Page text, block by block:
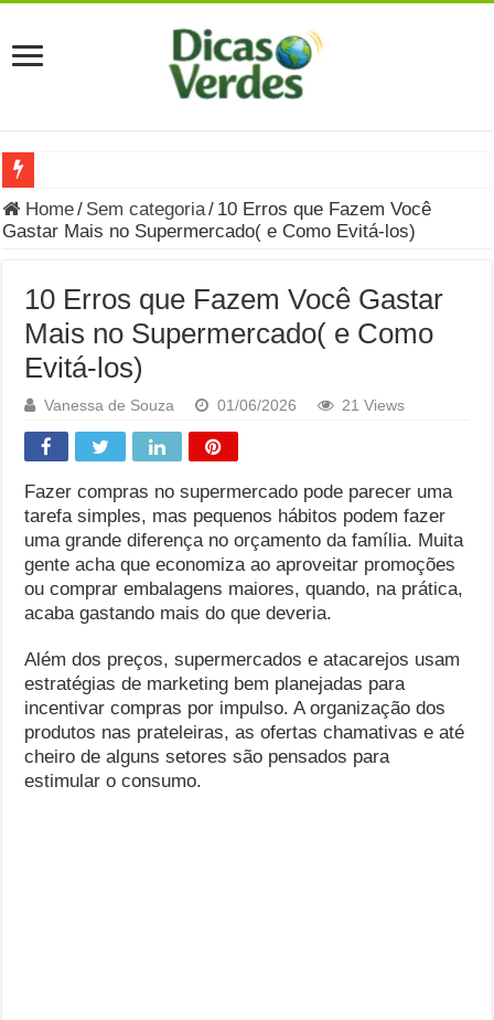
Grávida Pode Comer Pastrami? Saiba Quando o Consumo é
8 Bebidas saudáveis e ricas em eletrólitos: quais são e
Você sabe o que é uma Economia Circular?
Carta Psicografada de Isabella Nardoni : O que Diz a
Grávida pode comer picles e alimentos em conserva durante
Grávida pode comer Ceviche? Entenda os riscos na gravidez
Carta Psicografada João Hélio: Revelação, Paz e a Lei do
Carta Psicografada de Eduardo Campos
Home/ Sem categoria/ 10 Erros que Fazem Você
Gastar Mais no Supermercado( e Como Evitá-los)
10 Erros que Fazem Você Gastar
Mais no Supermercado( e Como
Evitá-los)
Vanessa de Souza 01/06/2026 21 Views
Fazer compras no supermercado pode parecer uma
tarefa simples, mas pequenos hábitos podem fazer
uma grande diferença no orçamento da família. Muita
gente acha que economiza ao aproveitar promoções
ou comprar embalagens maiores, quando, na prática,
acaba gastando mais do que deveria.
Além dos preços, supermercados e atacarejos usam
estratégias de marketing bem planejadas para
incentivar compras por impulso. A organização dos
produtos nas prateleiras, as ofertas chamativas e até
cheiro de alguns setores são pensados para
estimular o consumo.